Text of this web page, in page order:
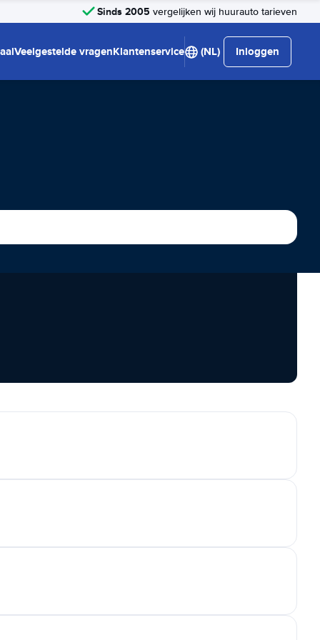
Sinds 2005 vergelijken wij huurauto tarieven
Veelgestelde vragenKlantenservice (NL) Inloggen